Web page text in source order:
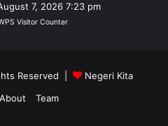
7, 2026 7:23 pm
Visitor Counter
Reserved |
Negeri Kita
About Team